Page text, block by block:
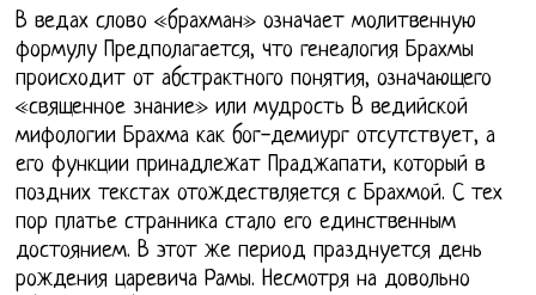
В ведах слово «брахман» означает молитвенную
формулу Предполагается, что генеалогия Брахмы
происходит от абстрактного понятия, означающего
«священное знание» или мудрость В ведийской
мифологии Брахма как бог-демиург отсутствует, а
его функции принадлежат Праджапати, который в
поздних текстах отождествляется с Брахмой. С тех
пор платье странника стало его единственным
достоянием. В этот же период празднуется день
рождения царевича Рамы. Несмотря на довольно